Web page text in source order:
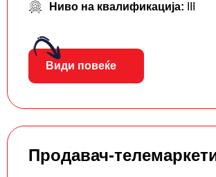
Ниво на квалификација:
Види повеќе
Продавач-